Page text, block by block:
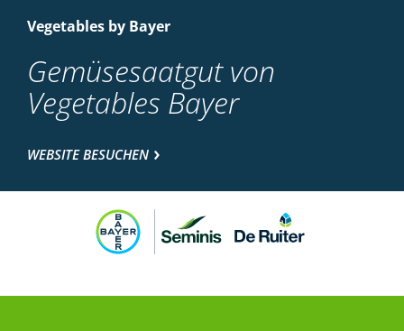
Vegetables by Bayer
Gemüsesaatgut von
Vegetables Bayer
WEBSITE BESUCHEN